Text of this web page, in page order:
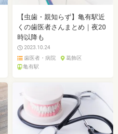
【虫歯・親知らず】亀有駅近
くの歯医者さんまとめ｜夜20
時以降も
2023.10.24
歯医者・病院
葛飾区
亀有駅